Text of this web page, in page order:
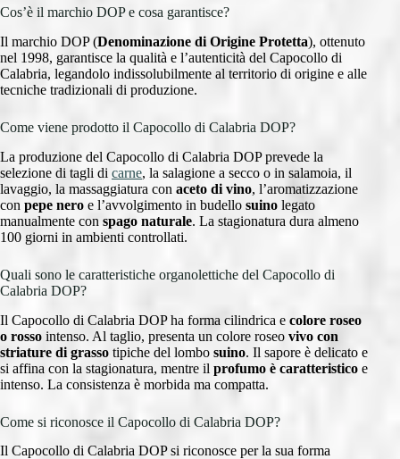
Cos’è il marchio DOP e cosa garantisce?
Il marchio DOP (Denominazione di Origine Protetta), ottenuto
nel 1998, garantisce la qualità e l’autenticità del Capocollo di
Calabria, legandolo indissolubilmente al territorio di origine e alle
tecniche tradizionali di produzione.
Come viene prodotto il Capocollo di Calabria DOP?
La produzione del Capocollo di Calabria DOP prevede la
selezione di tagli di carne, la salagione a secco o in salamoia, il
lavaggio, la massaggiatura con aceto di vino, l’aromatizzazione
con pepe nero e l’avvolgimento in budello suino legato
manualmente con spago naturale. La stagionatura dura almeno
100 giorni in ambienti controllati.
Quali sono le caratteristiche organolettiche del Capocollo di
Calabria DOP?
Il Capocollo di Calabria DOP ha forma cilindrica e colore roseo
o rosso intenso. Al taglio, presenta un colore roseo vivo con
striature di grasso tipiche del lombo suino. Il sapore è delicato e
si affina con la stagionatura, mentre il profumo è caratteristico e
intenso. La consistenza è morbida ma compatta.
Come si riconosce il Capocollo di Calabria DOP?
Il Capocollo di Calabria DOP si riconosce per la sua forma